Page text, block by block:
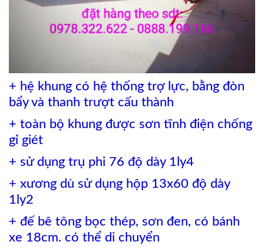
+ hệ khung có hệ thống trợ lực, bằng đòn
bẩy và thanh trượt cấu thành
+ toàn bộ khung được sơn tĩnh điện chống
gỉ giét
+ sử dụng trụ phi 76 độ dày 1ly4
+ xương dù sử dụng hộp 13x60 độ dày
1ly2
+ đế bê tông bọc thép, sơn đen, có bánh
xe 18cm. có thể di chuyển